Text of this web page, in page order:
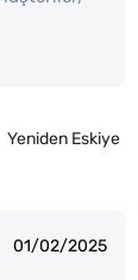
Yeniden Eskiye
01/02/2025